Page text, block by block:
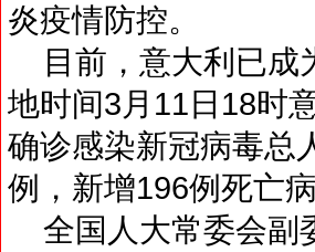
炎疫情防控。
目前，意大利已成
地时间3月11日18时
确诊感染新冠病毒总
例，新增196例死亡病
全国人大常委会副